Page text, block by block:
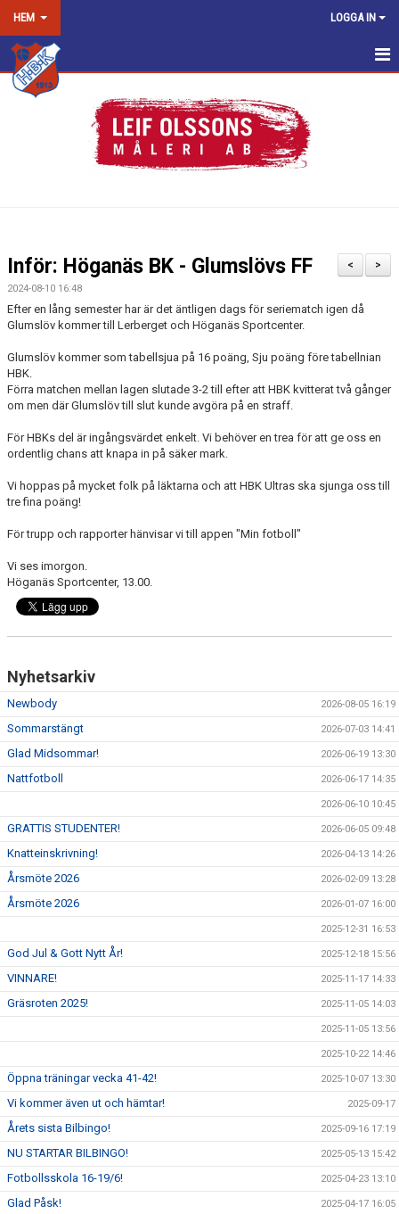
HEM LOGGA IN
HEM
DOKUMENT
VÅRA LAG/TRÄNARE
MATCHER
>
<
Inför: Höganäs BK - Glumslövs FF
2024-08-10 16:48
Efter en lång semester har är det äntligen dags för seriematch igen då
Glumslöv kommer till Lerberget och Höganäs Sportcenter.
Glumslöv kommer som tabellsjua på 16 poäng, Sju poäng före tabellnian
HBK.
Förra matchen mellan lagen slutade 3-2 till efter att HBK kvitterat två gånger
om men där Glumslöv till slut kunde avgöra på en straff.
För HBKs del är ingångsvärdet enkelt. Vi behöver en trea för att ge oss en
ordentlig chans att knapa in på säker mark.
Vi hoppas på mycket folk på läktarna och att HBK Ultras ska sjunga oss till
tre fina poäng!
För trupp och rapporter hänvisar vi till appen "Min fotboll"
Vi ses imorgon.
Höganäs Sportcenter, 13.00.
Nyhetsarkiv
Newbody 2026-08-05 16:19
Sommarstängt 2026-07-03 14:41
Glad Midsommar! 2026-06-19 13:30
Nattfotboll 2026-06-17 14:35
2026-06-10 10:45
GRATTIS STUDENTER! 2026-06-05 09:48
Knatteinskrivning! 2026-04-13 14:26
Årsmöte 2026 2026-02-09 13:28
Årsmöte 2026 2026-01-07 16:00
2025-12-31 16:53
God Jul & Gott Nytt År! 2025-12-18 15:56
VINNARE! 2025-11-17 14:33
Gräsroten 2025! 2025-11-05 14:03
2025-11-05 13:56
2025-10-22 14:46
Öppna träningar vecka 41-42! 2025-10-07 13:30
Vi kommer även ut och hämtar! 2025-09-17
Årets sista Bilbingo! 2025-09-16 17:19
NU STARTAR BILBINGO! 2025-05-13 15:42
Fotbollsskola 16-19/6! 2025-04-23 13:10
Glad Påsk! 2025-04-17 16:05